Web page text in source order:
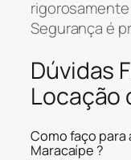
rigorosamente
Segurança é
Dúvidas
Locação
Como faço para
Maracaípe ?